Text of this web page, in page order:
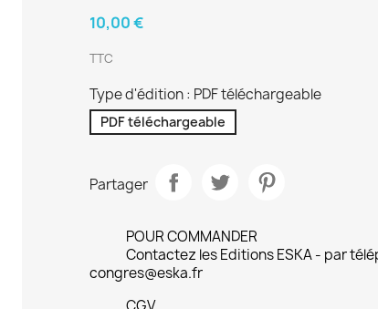
10,00 €
TTC
Type d'édition : PDF téléchargeable
PDF téléchargeable
Partager
POUR COMMANDER
Contactez les Editions ESKA - par
congres@eska.fr